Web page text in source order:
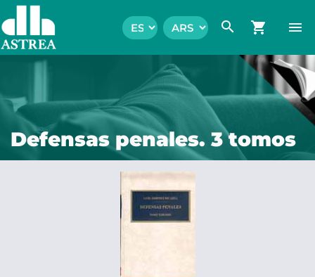
search shopping_cart menu
Defensas penales. 3 tomos